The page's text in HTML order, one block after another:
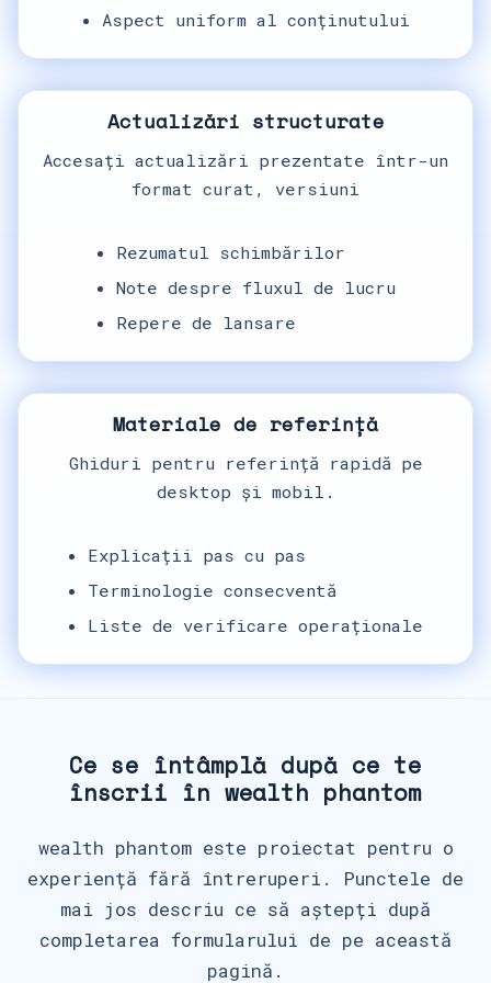
Aspect uniform al conținutului
Actualizări structurate
Accesați actualizări prezentate într-un
format curat, versiuni
Rezumatul schimbărilor
Note despre fluxul de lucru
Repere de lansare
Materiale de referință
Ghiduri pentru referință rapidă pe
desktop și mobil.
Explicații pas cu pas
Terminologie consecventă
Liste de verificare operaționale
Ce se întâmplă după ce te
înscrii în wealth phantom
wealth phantom este proiectat pentru o
experiență fără întreruperi. Punctele de
mai jos descriu ce să aștepți după
completarea formularului de pe această
pagină.